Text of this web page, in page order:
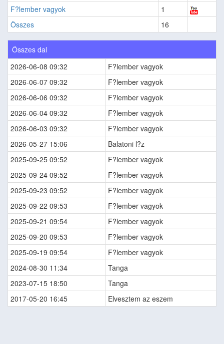
F?lember vagyok
1
Összes
16
Összes dal
2026-06-08 09:32
F?lember vagyok
2026-06-07 09:32
F?lember vagyok
2026-06-06 09:32
F?lember vagyok
2026-06-04 09:32
F?lember vagyok
2026-06-03 09:32
F?lember vagyok
2026-05-27 15:06
Balatoni l?z
2025-09-25 09:52
F?lember vagyok
2025-09-24 09:52
F?lember vagyok
2025-09-23 09:52
F?lember vagyok
2025-09-22 09:53
F?lember vagyok
2025-09-21 09:54
F?lember vagyok
2025-09-20 09:53
F?lember vagyok
2025-09-19 09:54
F?lember vagyok
2024-08-30 11:34
Tanga
2023-07-15 18:50
Tanga
2017-05-20 16:45
Elvesztem az eszem